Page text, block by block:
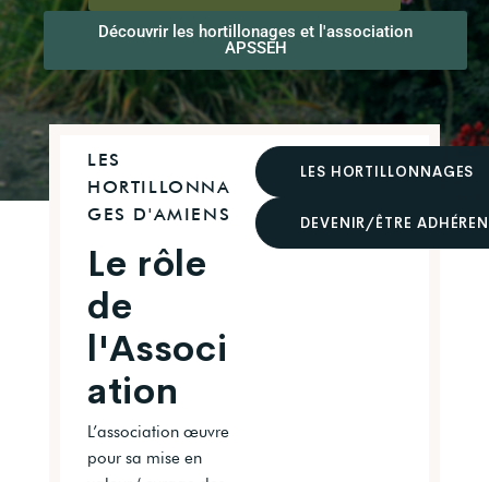
Découvrir les hortillonages et l'association
APSSEH
LES
HORTILLONNA
GES D'AMIENS
Le rôle
de
l'Associ
ation
L’association œuvre
pour sa mise en
LES HORTILLONNAGES
DEVENIR/ÊTRE